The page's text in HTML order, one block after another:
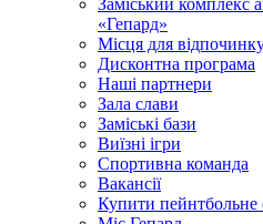
Заміський комплекс
«Гепард»
Місця для
Дисконтна програма
Наші партнери
Зала слави
Заміські бази
Виїзні ігри
Спортивна команда
Вакансії
Купити пейнтбольне